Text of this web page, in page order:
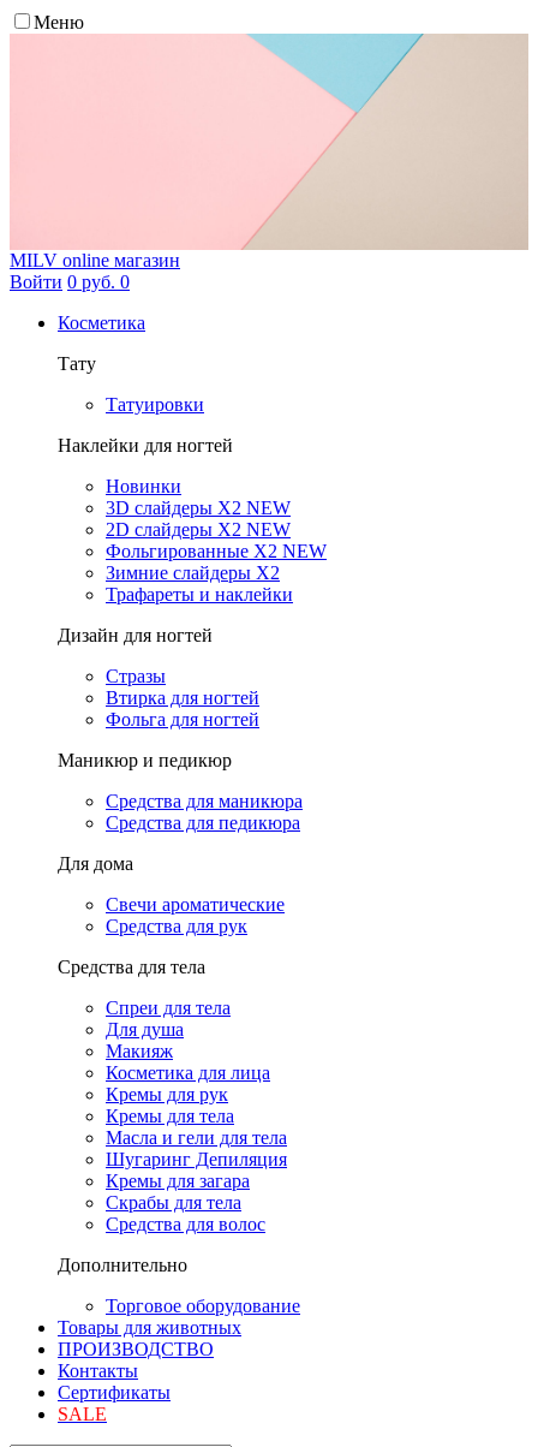
Меню
MILV online магазин
Войти 0 руб. 0
Косметика
Тату
Татуировки
Наклейки для ногтей
Новинки
3D слайдеры X2 NEW
2D слайдеры X2 NEW
Фольгированные X2 NEW
Зимние слайдеры Х2
Трафареты и наклейки
Дизайн для ногтей
Стразы
Втирка для ногтей
Фольга для ногтей
Маникюр и педикюр
Средства для маникюра
Средства для педикюра
Для дома
Свечи ароматические
Средства для рук
Средства для тела
Спреи для тела
Для душа
Макияж
Косметика для лица
Кремы для рук
Кремы для тела
Масла и гели для тела
Шугаринг Депиляция
Кремы для загара
Скрабы для тела
Средства для волос
Дополнительно
Торговое оборудование
Товары для животных
ПРОИЗВОДСТВО
Контакты
Сертификаты
SALE